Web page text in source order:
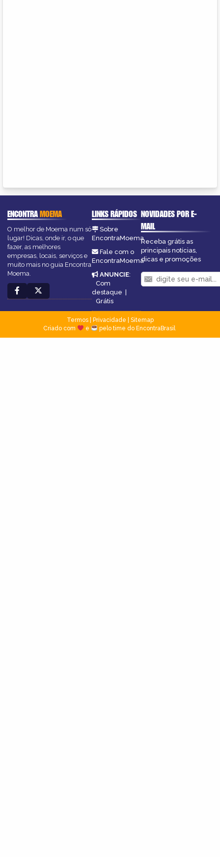
ENCONTRAMOEMA
O melhor de Moema num só
lugar! Dicas, onde ir, o que
fazer, as melhores
empresas, locais, serviços e
muito mais no guia Encontra
Moema.
LINKS RÁPIDOS
Sobre
EncontraMoema
Fale com o
EncontraMoema
ANUNCIE:
Com
destaque |
Grátis
NOVIDADES POR E-
MAIL
Receba grátis as
principais notícias,
dicas e promoções
Termos| Privacidade
Sitemap
Criado com
e pelo time do EncontraBrasil